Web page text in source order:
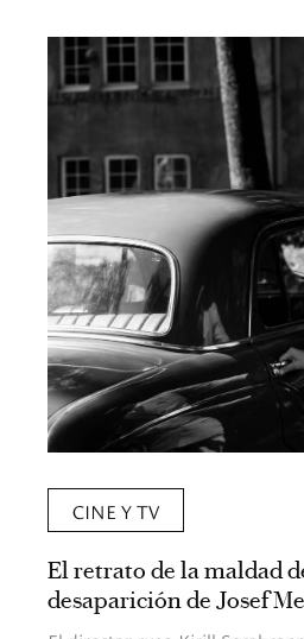
CINE Y TV
El retrato de la maldad
desaparición de Josef